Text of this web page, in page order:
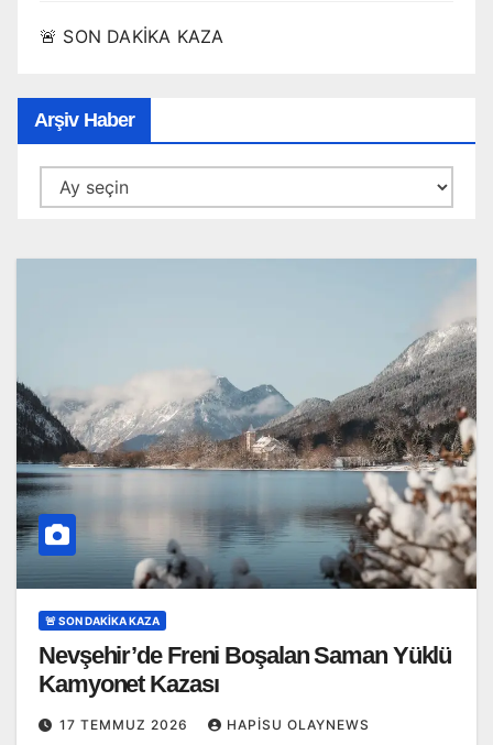
🚨 SON DAKİKA KAZA
Arşiv Haber
Arşiv
Haber
🚨 SON DAKİKA KAZA
Nevşehir’de Freni Boşalan Saman Yüklü
Kamyonet Kazası
17 TEMMUZ 2026 HAPISU OLAYNEWS